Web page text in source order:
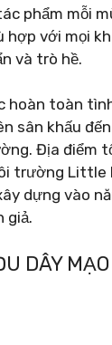
phẩm mỗi
hợp với mọi
và trò hề.
hoàn toàn
sân khấu
Địa điểm
trường Little
dựng vào
giả.
DÂY